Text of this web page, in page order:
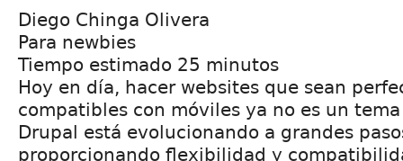
Diego Chinga Olivera
Para newbies
Tiempo estimado 25 minutos
Hoy en día, hacer websites que sean
compatibles con móviles ya no es un
Drupal está evolucionando a grandes
proporcionando flexibilidad y